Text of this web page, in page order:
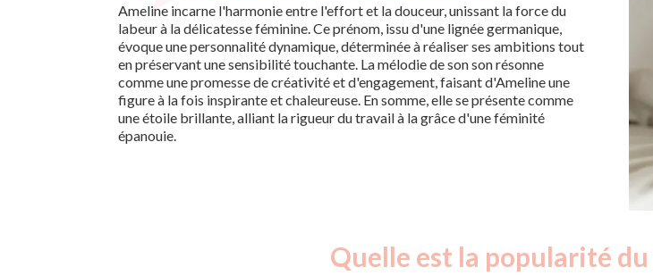
Ameline incarne l'harmonie entre l'effort et la douceur, unissant la force du
labeur à la délicatesse féminine. Ce prénom, issu d'une lignée germanique,
évoque une personnalité dynamique, déterminée à réaliser ses ambitions tout
en préservant une sensibilité touchante. La mélodie de son son résonne
comme une promesse de créativité et d'engagement, faisant d'Ameline une
figure à la fois inspirante et chaleureuse. En somme, elle se présente comme
une étoile brillante, alliant la rigueur du travail à la grâce d'une féminité
épanouie.
Quelle est la popularité